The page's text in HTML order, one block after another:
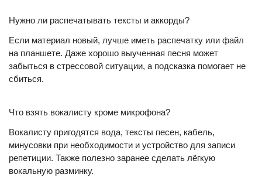
Нужно ли распечатывать тексты и аккорды?
Если материал новый, лучше иметь распечатку или файл
на планшете. Даже хорошо выученная песня может
забыться в стрессовой ситуации, а подсказка помогает не
сбиться.
Что взять вокалисту кроме микрофона?
Вокалисту пригодятся вода, тексты песен, кабель,
минусовки при необходимости и устройство для записи
репетиции. Также полезно заранее сделать лёгкую
вокальную разминку.